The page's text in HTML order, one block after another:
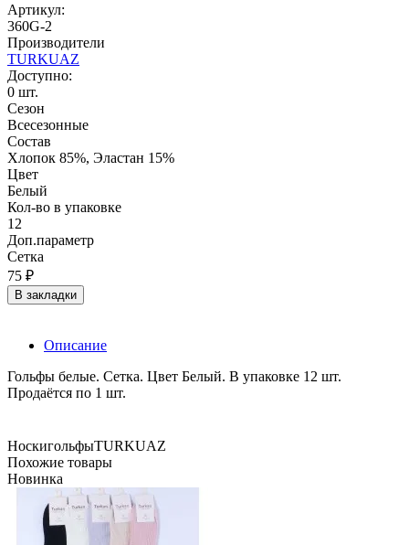
Артикул:
360G-2
Производители
TURKUAZ
Доступно:
0 шт.
Сезон
Всесезонные
Состав
Хлопок 85%, Эластан 15%
Цвет
Белый
Кол-во в упаковке
12
Доп.параметр
Сетка
75 ₽
В закладки
Описание
Гольфы белые. Сетка. Цвет Белый. В упаковке 12 шт.
Продаётся по 1 шт.
НоскигольфыTURKUAZ
Похожие товары
Новинка